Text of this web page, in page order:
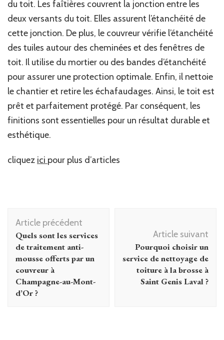
du toit. Les faîtières couvrent la jonction entre les
deux versants du toit. Elles assurent l’étanchéité de
cette jonction. De plus, le couvreur vérifie l’étanchéité
des tuiles autour des cheminées et des fenêtres de
toit. Il utilise du mortier ou des bandes d’étanchéité
pour assurer une protection optimale. Enfin, il nettoie
le chantier et retire les échafaudages. Ainsi, le toit est
prêt et parfaitement protégé. Par conséquent, les
finitions sont essentielles pour un résultat durable et
esthétique.
cliquez ici pour plus d’articles
Navigation
d'article
Article précédent
Quels sont les services
de traitement anti-
mousse offerts par un
couvreur à
Champagne-au-Mont-
d’Or ?
Article suivant
Pourquoi choisir un
service de nettoyage de
toiture à la brosse à
Saint Genis Laval ?